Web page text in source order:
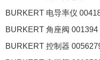
BURKERT 电导率仪
BURKERT 角座阀 001394
BURKERT 控制器